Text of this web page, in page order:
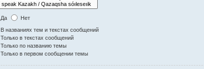
Да
Нет
В названиях тем и текстах сообщений
Только в текстах сообщений
Только по названию темы
Только в первом сообщении темы